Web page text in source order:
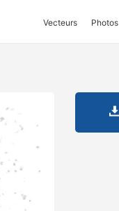
Vecteurs Photos